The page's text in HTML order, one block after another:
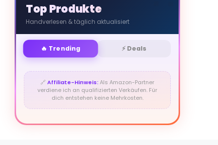
Top Produkte
Handverlesen & täglich aktualisiert
🔥 Trending ⚡ Deals
🔗Affiliate-Hinweis:Als Amazon-Partner
verdiene ich an qualifizierten Verkäufen. Für
dich entstehen keine Mehrkosten.